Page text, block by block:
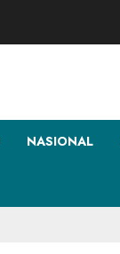
NASIONAL